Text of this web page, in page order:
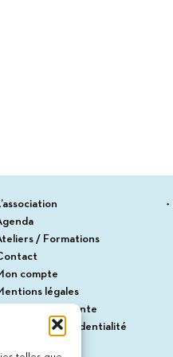
/ Formations
compte
légales
Conditions de vente
Politique de confidentialité